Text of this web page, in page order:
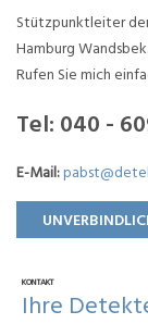
Stützpunktleiter
Hamburg Wandsbek.
Rufen Sie mich
Tel: 040 -
E-Mail:
KONTAKT
Ihre